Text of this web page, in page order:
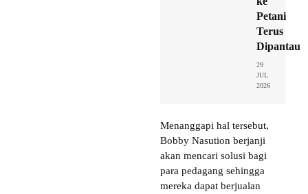
Petani
Terus
Dipantau
29
JUL
2026
Menanggapi hal tersebut,
Bobby Nasution berjanji
akan mencari solusi bagi
para pedagang sehingga
mereka dapat berjualan